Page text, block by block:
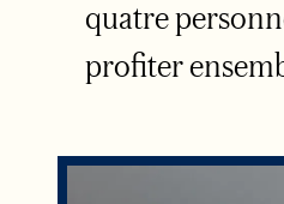
quatre
profiter